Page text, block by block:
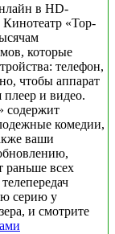
в HD-
«Top-
которые
телефон,
чтобы аппарат
и видео.
содержит
комедии,
ваши
раньше всех
серию у
и смотрите